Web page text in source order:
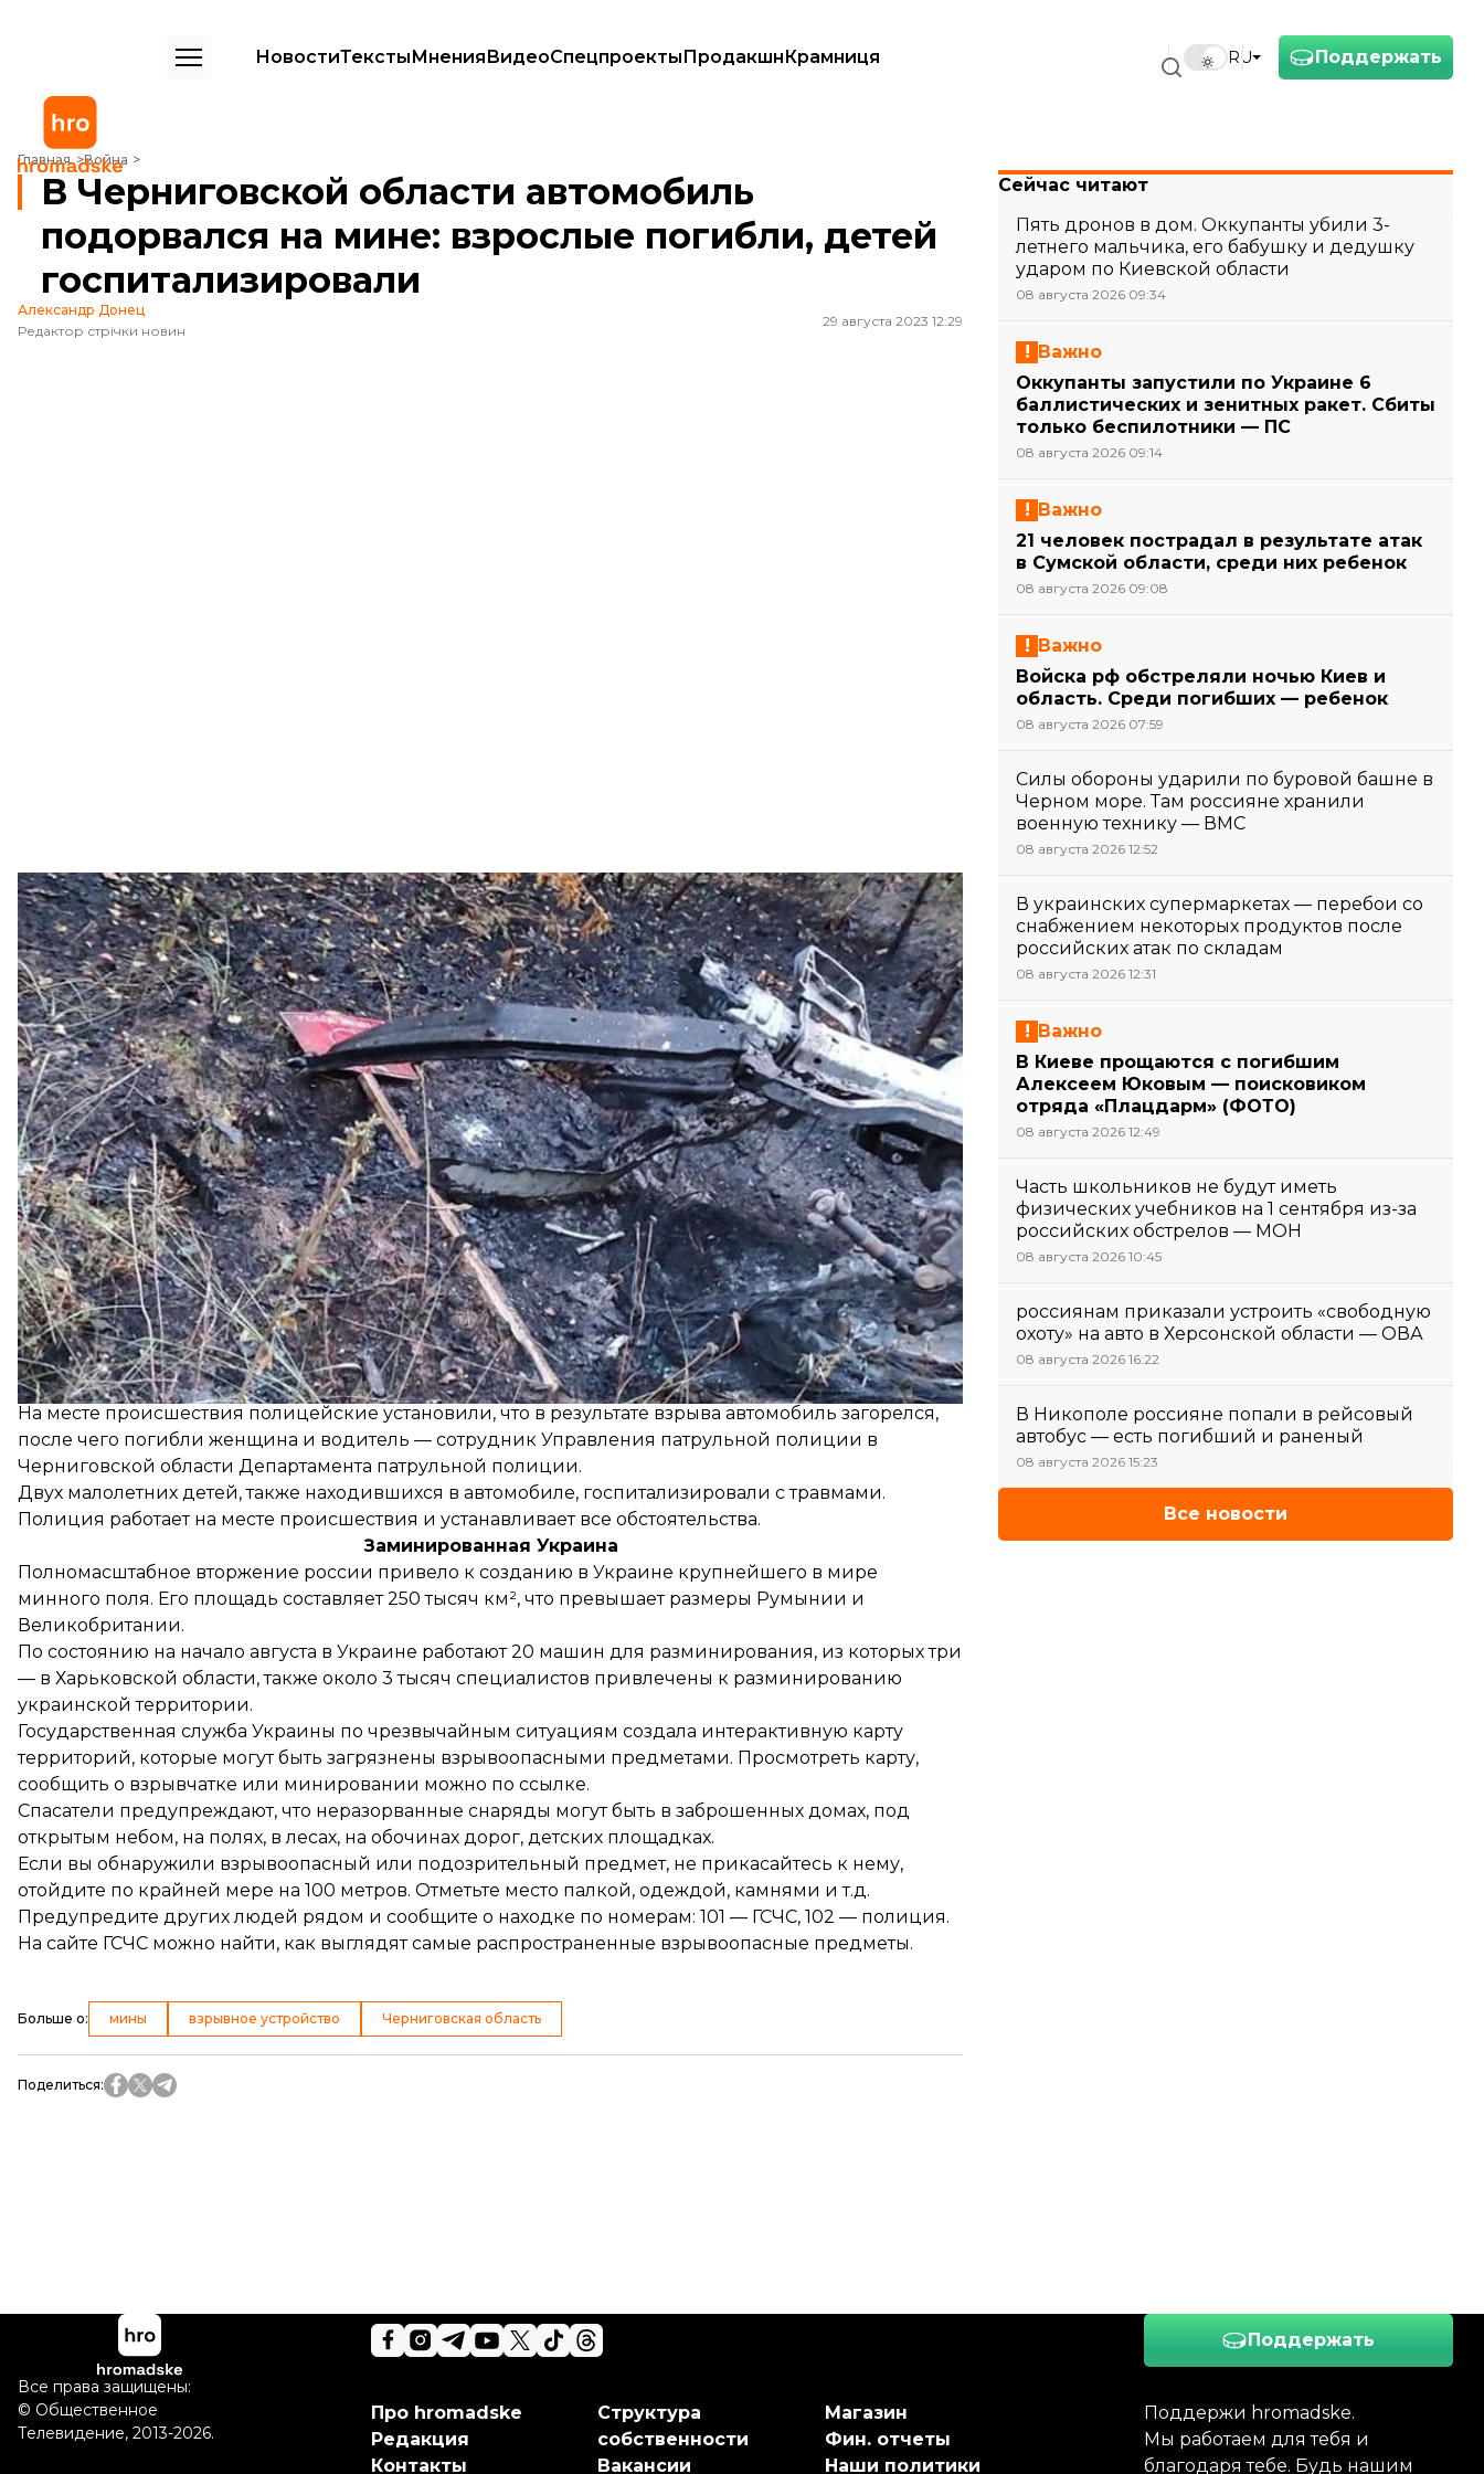
Поддержать
RU
НовостиТекстыМненияВидеоСпецпроектыПродакшнКрамниця
Главная Война
В Черниговской области автомобиль подорвался на мине: взрослые погибли, детей госпитализировали
В Черниговской области автомобиль
подорвался на мине: взрослые погибли, детей
госпитализировали
Александр Донец
Редактор стрічки новин
29 августа 2023 12:29
Место происшествия, где подорвался автомобиль
Полиция Черниговской области
На лесной дороге в Черниговской области на мине подорвался автомобиль, в котором находились
четыре пассажира. В результате взрыва погибли водитель и женщина. Двоих детей
госпитализировали.
Об этомсообщилаполиция Черниговской области.
Накануне, 28 августа, около 19:00 полицейские получили сообщение о подрыве автомобиля в
Черниговском районе. На момент детонации мины в транспорте находились четыре гражданских.
На месте происшествия полицейские установили, что в результате взрыва автомобиль загорелся,
после чего погибли женщина и водитель — сотрудник Управления патрульной полиции в
Черниговской области Департамента патрульной полиции.
Двух малолетних детей, также находившихся в автомобиле, госпитализировали с травмами.
Полиция работает на месте происшествия и устанавливает все обстоятельства.
Заминированная Украина
Полномасштабное вторжение россии привело к созданию в Украине крупнейшего в мире
минного поля. Его площадь составляет 250 тысяч км², что превышает размеры Румынии и
Великобритании.
По состоянию на начало августа в Украине работают 20 машин для разминирования, из которых три
— в Харьковской области, также около 3 тысяч специалистов привлечены к разминированию
украинской территории.
Государственная служба Украины по чрезвычайным ситуациям создала интерактивную карту
территорий, которые могут быть загрязнены взрывоопасными предметами. Просмотреть карту,
сообщить о взрывчатке или минировании можно по ссылке.
Спасатели предупреждают, что неразорванные снаряды могут быть в заброшенных домах, под
открытым небом, на полях, в лесах, на обочинах дорог, детских площадках.
Если вы обнаружили взрывоопасный или подозрительный предмет, не прикасайтесь к нему,
отойдите по крайней мере на 100 метров. Отметьте место палкой, одеждой, камнями и т.д.
Предупредите других людей рядом и сообщите о находке по номерам: 101 — ГСЧС, 102 — полиция.
На сайте ГСЧС можно найти, как выглядят самые распространенные взрывоопасные предметы.
Больше о: мины взрывное устройство Черниговская область
Поделиться:
Сейчас читают
Пять дронов в дом. Оккупанты убили 3-
летнего мальчика, его бабушку и дедушку
ударом по Киевской области
08 августа 2026 09:34
Важно
Оккупанты запустили по Украине 6
баллистических и зенитных ракет. Сбиты
только беспилотники — ПС
08 августа 2026 09:14
Важно
21 человек пострадал в результате атак
в Сумской области, среди них ребенок
08 августа 2026 09:08
Важно
Войска рф обстреляли ночью Киев и
область. Среди погибших — ребенок
08 августа 2026 07:59
Силы обороны ударили по буровой башне в
Черном море. Там россияне хранили
военную технику — ВМС
08 августа 2026 12:52
В украинских супермаркетах — перебои со
снабжением некоторых продуктов после
российских атак по складам
08 августа 2026 12:31
Важно
В Киеве прощаются с погибшим
Алексеем Юковым — поисковиком
отряда «Плацдарм» (ФОТО)
08 августа 2026 12:49
Часть школьников не будут иметь
физических учебников на 1 сентября из-за
российских обстрелов — МОН
08 августа 2026 10:45
россиянам приказали устроить «свободную
охоту» на авто в Херсонской области — ОВА
08 августа 2026 16:22
В Никополе россияне попали в рейсовый
автобус — есть погибший и раненый
08 августа 2026 15:23
Все новости
Поддержать
Поддержи hromadske.
Мы работаем для тебя и
благодаря тебе. Будь нашим
Про hromadske
Редакция
Контакты
Структура
собственности
Вакансии
Магазин
Фин. отчеты
Наши политики
Все права защищены:
© Общественное
Телевидение, 2013-2026.